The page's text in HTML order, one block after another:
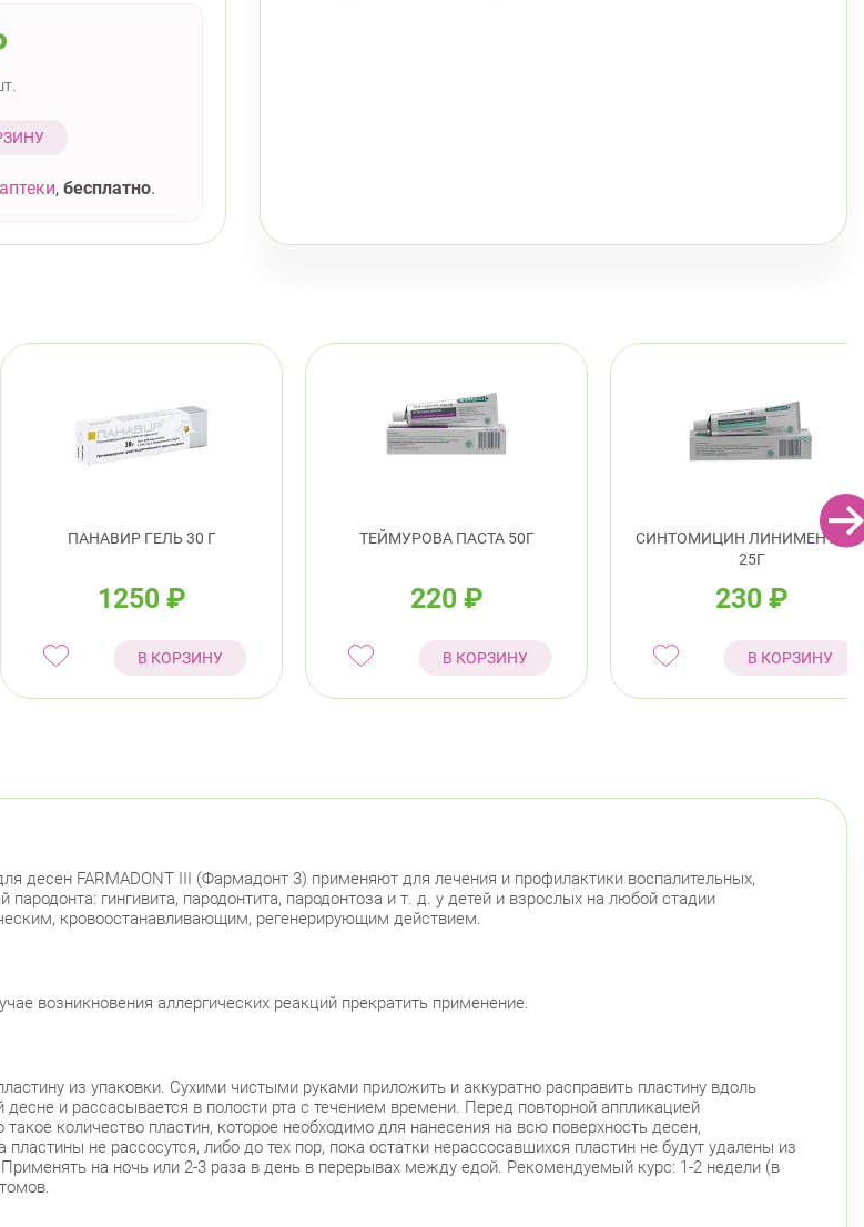
аптеки, бесплатно.
ПАНАВИР ГЕЛЬ 30 Г
1250 ₽
В КОРЗИНУ
ТЕЙМУРОВА ПАСТА 50Г
220 ₽
В КОРЗИНУ
СИНТОМИЦИН ЛИНИМЕНТ
25Г
230 ₽
В КОРЗИНУ
десен FARMADONT III (Фармадонт 3) применяют для лечения и профилактики воспалительных,
гингивита, пародонтита, пародонтоза и т. д. у детей и взрослых на любой стадии
кровоостанавливающим, регенерирующим действием.
возникновения аллергических реакций прекратить применение.
из упаковки. Сухими чистыми руками приложить и аккуратно расправить пластину вдоль
и рассасывается в полости рта с течением времени. Перед повторной аппликацией
количество пластин, которое необходимо для нанесения на всю поверхность десен,
не рассосутся, либо до тех пор, пока остатки нерассосавшихся пластин не будут удалены из
на ночь или 2-3 раза в день в перерывах между едой. Рекомендуемый курс: 1-2 недели (в